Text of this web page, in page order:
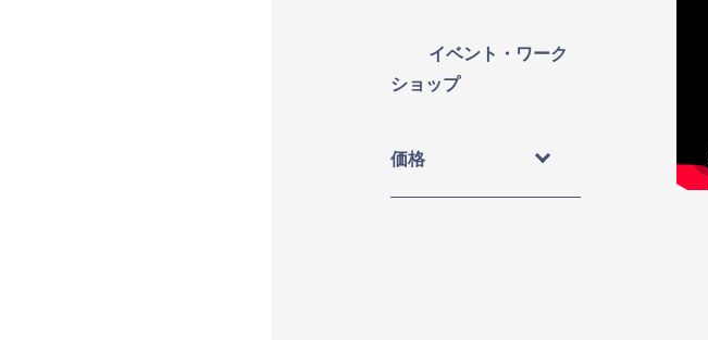
イベント・ワーク
ショップ
価格